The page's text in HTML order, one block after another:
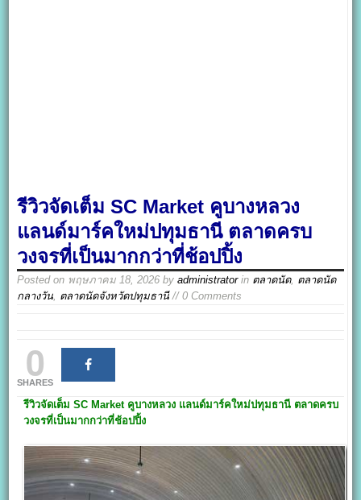
รีวิวจัดเต็ม SC Market คูบางหลวง
แลนด์มาร์คใหม่ปทุมธานี ตลาดครบ
วงจรที่เป็นมากกว่าที่ช้อปปิ้ง
Posted on พฤษภาคม 18, 2026 byadministratorin ตลาดนัด, ตลาดนัด
กลางวัน, ตลาดนัดจังหวัดปทุมธานี// 0 Comments
0
SHARES
รีวิวจัดเต็ม SC Market คูบางหลวง แลนด์มาร์คใหม่ปทุมธานี ตลาดครบ
วงจรที่เป็นมากกว่าที่ช้อปปิ้ง